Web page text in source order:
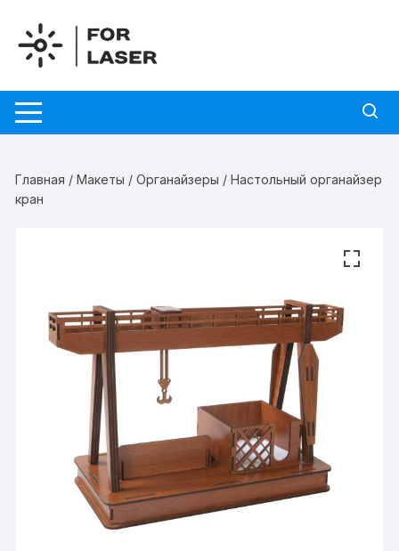
содержимому
Главная /Макеты /Органайзеры / Настольный органайзер
кран